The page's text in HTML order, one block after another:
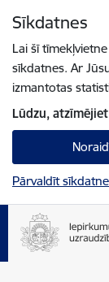
Sīkdatnes
Lai šī
sīkdatnes. Ar
izmantotas
Lūdzu,
Pārvaldīt